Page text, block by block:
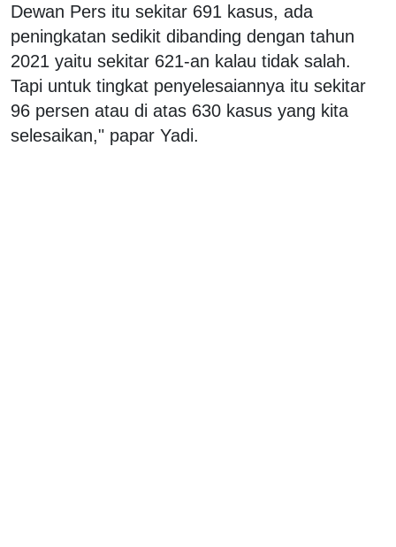
Dewan Pers itu sekitar 691 kasus, ada
peningkatan sedikit dibanding dengan tahun
2021 yaitu sekitar 621-an kalau tidak salah.
Tapi untuk tingkat penyelesaiannya itu sekitar
96 persen atau di atas 630 kasus yang kita
selesaikan," papar Yadi.